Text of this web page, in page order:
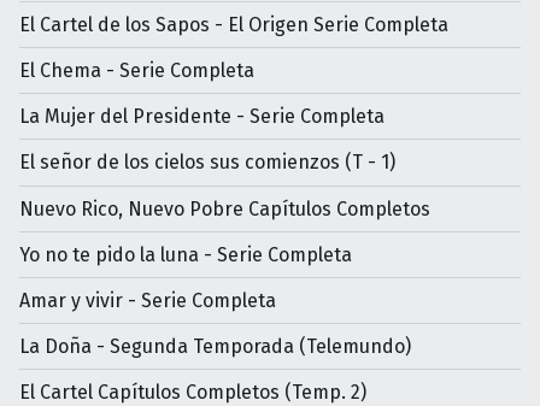
El Cartel de los Sapos - El Origen Serie Completa
El Chema - Serie Completa
La Mujer del Presidente - Serie Completa
El señor de los cielos sus comienzos (T - 1)
Nuevo Rico, Nuevo Pobre Capítulos Completos
Yo no te pido la luna - Serie Completa
Amar y vivir - Serie Completa
La Doña - Segunda Temporada (Telemundo)
El Cartel Capítulos Completos (Temp. 2)